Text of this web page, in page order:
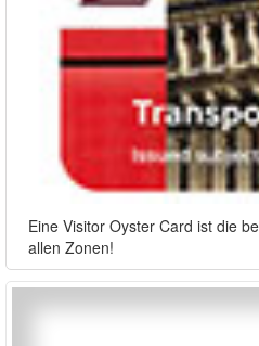
Eine Visitor Oyster Card ist die
allen Zonen!